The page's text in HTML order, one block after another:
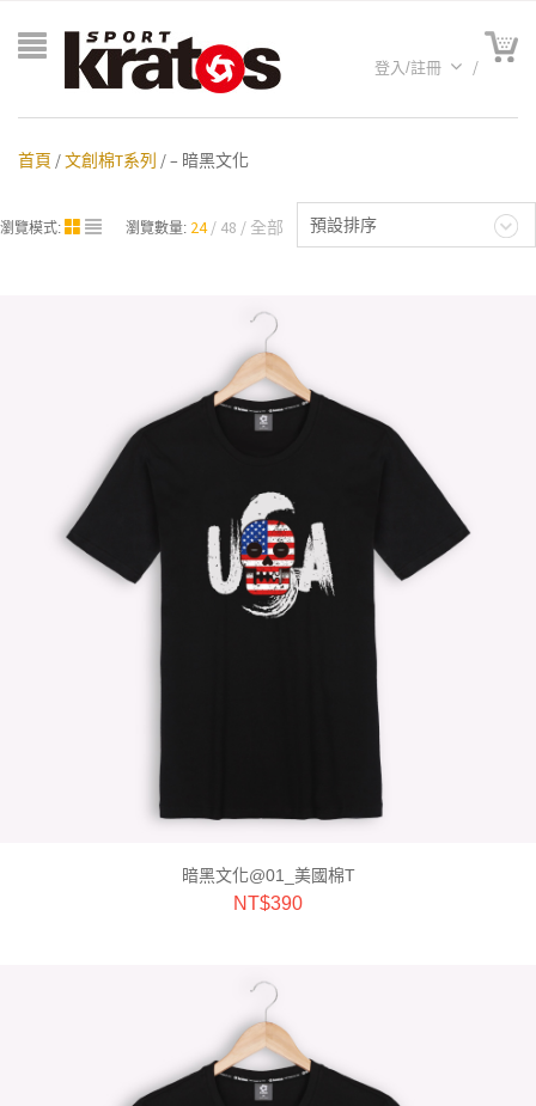
登入/註冊
首頁 /文創棉T系列 / – 暗黑文化
預設排序
瀏覽模式: 瀏覽數量: 24 48 全部
暗黑文化@01_美國棉T
NT$390